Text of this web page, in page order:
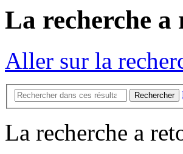
La recherche a
Aller sur la
Rechercher
La recherche a